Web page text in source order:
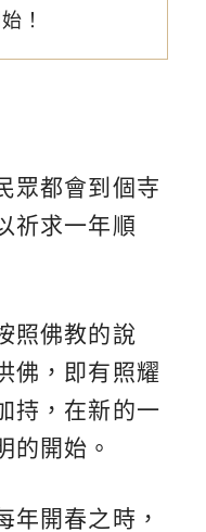
！
眾都會到個寺
祈求一年順
照佛教的說
佛，即有照耀
持，在新的一
的開始。
年開春之時，